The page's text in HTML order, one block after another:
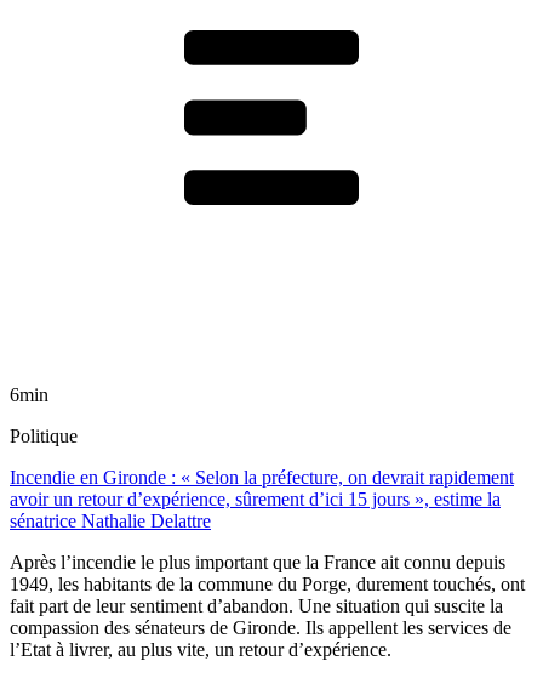
6min
Politique
Incendie en Gironde : « Selon la préfecture, on devrait rapidement
avoir un retour d’expérience, sûrement d’ici 15 jours », estime la
sénatrice Nathalie Delattre
Après l’incendie le plus important que la France ait connu depuis
1949, les habitants de la commune du Porge, durement touchés, ont
fait part de leur sentiment d’abandon. Une situation qui suscite la
compassion des sénateurs de Gironde. Ils appellent les services de
l’Etat à livrer, au plus vite, un retour d’expérience.